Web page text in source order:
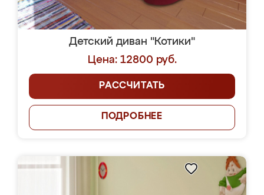
Детский диван "Котики"
Цена: 12800 руб.
РАССЧИТАТЬ
ПОДРОБНЕЕ